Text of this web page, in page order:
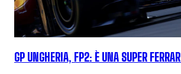
GP UNGHERIA, FP2: È UNA SUPER FERRARI